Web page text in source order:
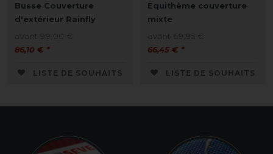
Busse Couverture
d'extérieur Rainfly
avant 99,00 €
86,10 € *
LISTE DE SOUHAITS
Equithème couverture
mixte
avant 69,95 €
66,45 € *
LISTE DE SOUHAITS